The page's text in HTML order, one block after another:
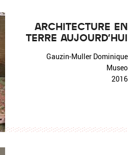
Fermer la recherche avancée
ARCHITECTURE EN
TERRE AUJOURD'HUI
Gauzin-Muller Dominique
Museo
2016